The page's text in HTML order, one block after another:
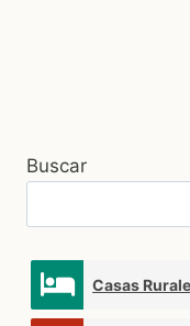
Buscar
Casas